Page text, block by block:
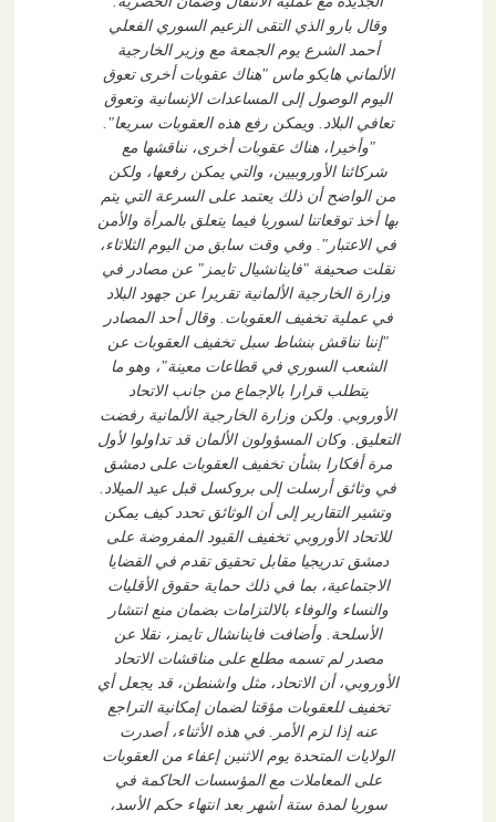
وقال بارو الذي التقى الزعيم السوري الفعلي
أحمد الشرع يوم الجمعة مع وزير الخارجية
الألماني هايكو ماس "هناك عقوبات أخرى تعوق
اليوم الوصول إلى المساعدات الإنسانية وتعوق
تعافي البلاد. ويمكن رفع هذه العقوبات سريعا".
"وأخيرا، هناك عقوبات أخرى، نناقشها مع
شركائنا الأوروبيين، والتي يمكن رفعها، ولكن
من الواضح أن ذلك يعتمد على السرعة التي يتم
بها أخذ توقعاتنا لسوريا فيما يتعلق بالمرأة والأمن
في الاعتبار". وفي وقت سابق من اليوم الثلاثاء،
نقلت صحيفة "فاينانشيال تايمز" عن مصادر في
وزارة الخارجية الألمانية تقريرا عن جهود البلاد
في عملية تخفيف العقوبات. وقال أحد المصادر
"إننا نناقش بنشاط سبل تخفيف العقوبات عن
الشعب السوري في قطاعات معينة"، وهو ما
يتطلب قرارا بالإجماع من جانب الاتحاد
الأوروبي. ولكن وزارة الخارجية الألمانية رفضت
التعليق. وكان المسؤولون الألمان قد تداولوا لأول
مرة أفكارا بشأن تخفيف العقوبات على دمشق
في وثائق أرسلت إلى بروكسل قبل عيد الميلاد.
وتشير التقارير إلى أن الوثائق تحدد كيف يمكن
للاتحاد الأوروبي تخفيف القيود المفروضة على
دمشق تدريجيا مقابل تحقيق تقدم في القضايا
الاجتماعية، بما في ذلك حماية حقوق الأقليات
والنساء والوفاء بالالتزامات بضمان منع انتشار
الأسلحة. وأضافت فاينانشال تايمز، نقلا عن
مصدر لم تسمه مطلع على مناقشات الاتحاد
الأوروبي، أن الاتحاد، مثل واشنطن، قد يجعل أي
تخفيف للعقوبات مؤقتا لضمان إمكانية التراجع
عنه إذا لزم الأمر. في هذه الأثناء، أصدرت
الولايات المتحدة يوم الاثنين إعفاء من العقوبات
على المعاملات مع المؤسسات الحاكمة في
سوريا لمدة ستة أشهر بعد انتهاء حكم الأسد،